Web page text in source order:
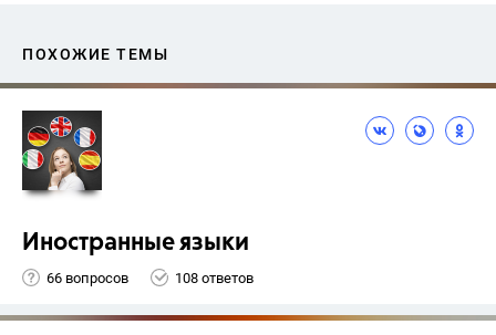
ПОХОЖИЕ ТЕМЫ
Иностранные языки
66 вопросов 108 ответов